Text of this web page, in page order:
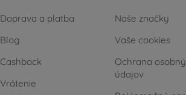
Doprava a platba
Blog
Cashback
Vrátenie
Naše značky
Vaše cookies
Ochrana
údajov